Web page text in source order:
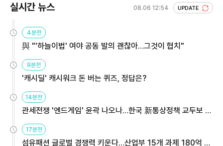
실시간 뉴스 08.06 12:54 UPDATE
4분전
與 "'하늘이법' 여야 공동 발의 괜찮아…그것이 협치"
9분전
'캐시딜' 캐시워크 돈 버는 퀴즈, 정답은?
14분전
관세전쟁 '엔드게임' 윤곽 나오나…한국 新통상정책 교두보 활
용해야
17분전
섬유패션 글로벌 경쟁력 키운다…산업부 15개 과제 180억 지